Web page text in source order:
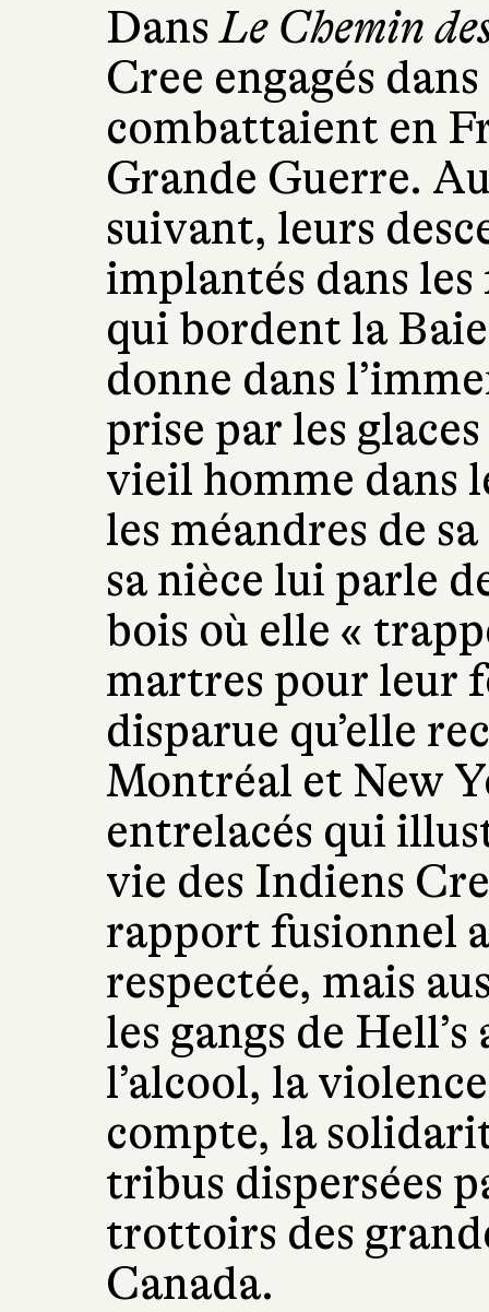
DansLe Chemin
Cree engagés
combattaient en
Grande Guerre.
suivant, leurs
implantés dans les
qui bordent la
donne dans
prise par les
vieil homme dans
les méandres de
sa nièce lui parle
bois où elle «
martres pour leur
disparue qu’elle
Montréal et New
entrelacés qui
vie des Indiens
rapport fusionnel
respectée, mais
les gangs de
l’alcool, la
compte, la
tribus dispersées
trottoirs des
Canada.